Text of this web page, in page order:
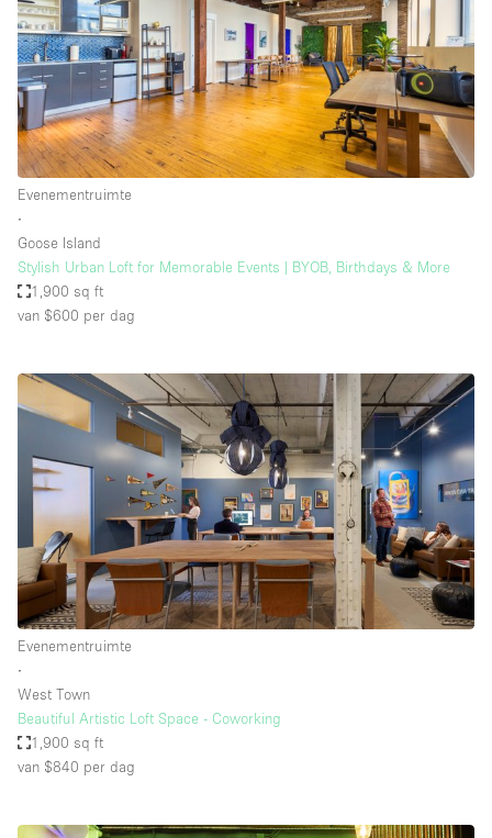
Evenementruimte
∙
Goose Island
Stylish Urban Loft for Memorable Events | BYOB, Birthdays & More
1,900 sq ft
van $600 per dag
Evenementruimte
∙
West Town
Beautiful Artistic Loft Space - Coworking
1,900 sq ft
van $840 per dag